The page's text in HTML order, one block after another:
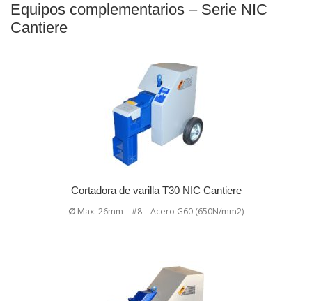
Equipos complementarios – Serie NIC
Cantiere
Cortadora de varilla T30 NIC Cantiere
∅ Max: 26mm – #8 – Acero G60 (650N/mm2)